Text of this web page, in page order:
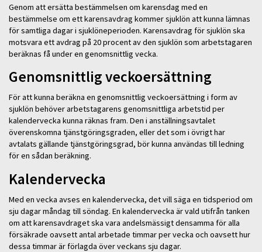
Genom att ersätta bestämmelsen om karensdag med en
bestämmelse om ett karensavdrag kommer sjuklön att kunna lämnas
för samtliga dagar i sjuklöneperioden. Karensavdrag för sjuklön ska
motsvara ett avdrag på 20 procent av den sjuklön som arbetstagaren
beräknas få under en genomsnittlig vecka.
Genomsnittlig veckoersättning
För att kunna beräkna en genomsnittlig veckoersättning i form av
sjuklön behöver arbetstagarens genomsnittliga arbetstid per
kalendervecka kunna räknas fram. Den i anställningsavtalet
överenskomna tjänstgöringsgraden, eller det som i övrigt har
avtalats gällande tjänstgöringsgrad, bör kunna användas till ledning
för en sådan beräkning.
Kalendervecka
Med en vecka avses en kalendervecka, det vill säga en tidsperiod om
sju dagar måndag till söndag. En kalendervecka är vald utifrån tanken
om att karensavdraget ska vara andelsmässigt densamma för alla
försäkrade oavsett antal arbetade timmar per vecka och oavsett hur
dessa timmar är förlagda över veckans sju dagar.